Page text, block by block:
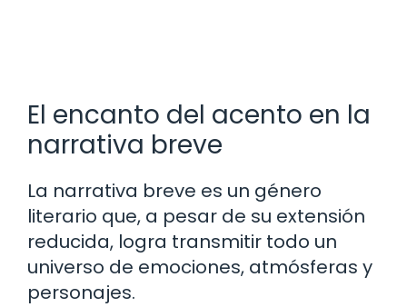
El encanto del acento en la
narrativa breve
La narrativa breve es un género
literario que, a pesar de su extensión
reducida, logra transmitir todo un
universo de emociones, atmósferas y
personajes.